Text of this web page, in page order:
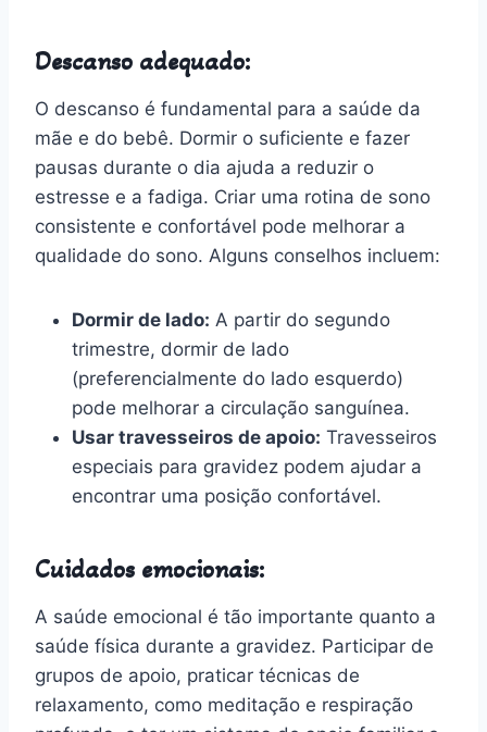
Descanso adequado:
O descanso é fundamental para a saúde da
mãe e do bebê. Dormir o suficiente e fazer
pausas durante o dia ajuda a reduzir o
estresse e a fadiga. Criar uma rotina de sono
consistente e confortável pode melhorar a
qualidade do sono. Alguns conselhos incluem:
Dormir de lado: A partir do segundo
trimestre, dormir de lado
(preferencialmente do lado esquerdo)
pode melhorar a circulação sanguínea.
Usar travesseiros de apoio: Travesseiros
especiais para gravidez podem ajudar a
encontrar uma posição confortável.
Cuidados emocionais:
A saúde emocional é tão importante quanto a
saúde física durante a gravidez. Participar de
grupos de apoio, praticar técnicas de
relaxamento, como meditação e respiração